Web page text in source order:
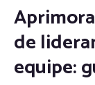
de
equipe: